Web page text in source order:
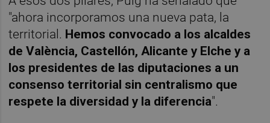
"ahora incorporamos una nueva pata, la
territorial. Hemos convocado a los alcaldes
de València, Castellón, Alicante y Elche y a
los presidentes de las diputaciones a un
consenso territorial sin centralismo que
respete la diversidad y la diferencia".